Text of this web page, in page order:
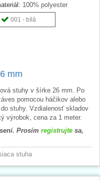
100% polyester
001 - bílá
mm
stuhy v šírke 26 mm. Po
pomocou háčikov alebo
stuhy. Vzdialenosť skladov
výrobok, cena za 1 meter.
Prosím registrujte sa,
stuha